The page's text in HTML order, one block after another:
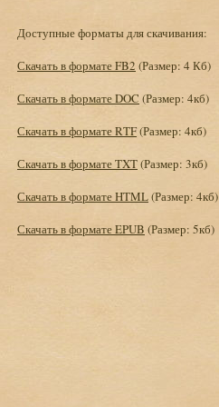
Доступные форматы для скачивания:
Скачать в формате FB2 (Размер: 4 Кб)
Скачать в формате DOC (Размер: 4кб)
Скачать в формате RTF(Размер: 4кб)
Скачать в формате TXT(Размер: 3кб)
Скачать в формате HTML(Размер: 4кб)
Скачать в формате EPUB (Размер: 5кб)